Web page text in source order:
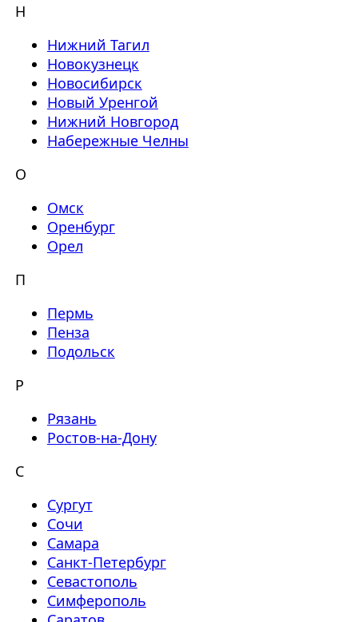
Н
Нижний Тагил
Новокузнецк
Новосибирск
Новый Уренгой
Нижний Новгород
Набережные Челны
О
Омск
Оренбург
Орел
П
Пермь
Пенза
Подольск
Р
Рязань
Ростов-на-Дону
С
Сургут
Сочи
Самара
Санкт-Петербург
Севастополь
Симферополь